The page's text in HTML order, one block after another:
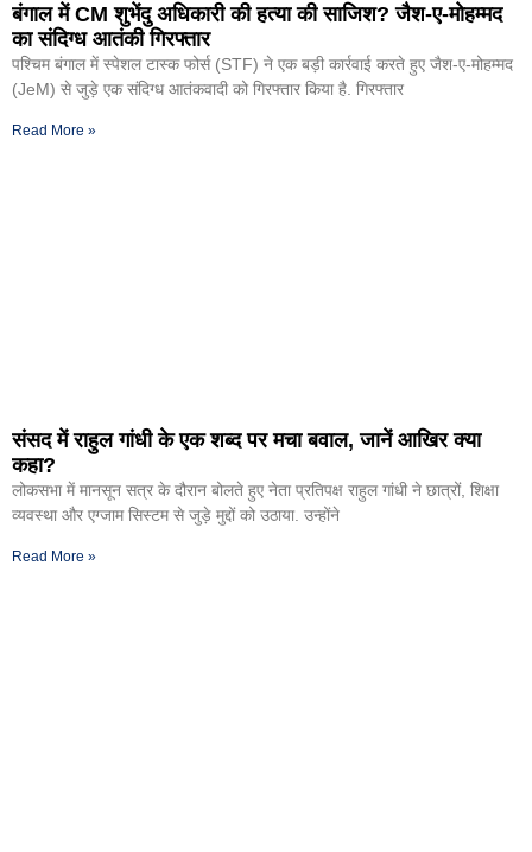
बंगाल में CM शुभेंदु अधिकारी की हत्या की साजिश? जैश-ए-मोहम्मद
का संदिग्ध आतंकी गिरफ्तार
पश्चिम बंगाल में स्पेशल टास्क फोर्स (STF) ने एक बड़ी कार्रवाई करते हुए जैश-ए-मोहम्मद
(JeM) से जुड़े एक संदिग्ध आतंकवादी को गिरफ्तार किया है. गिरफ्तार
Read More »
संसद में राहुल गांधी के एक शब्द पर मचा बवाल, जानें आखिर क्या
कहा?
लोकसभा में मानसून सत्र के दौरान बोलते हुए नेता प्रतिपक्ष राहुल गांधी ने छात्रों, शिक्षा
व्यवस्था और एग्जाम सिस्टम से जुड़े मुद्दों को उठाया. उन्होंने
Read More »